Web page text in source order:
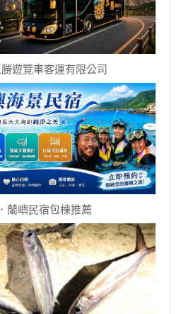
遊覽車客運有限公司
蘭嶼民宿包棟推薦